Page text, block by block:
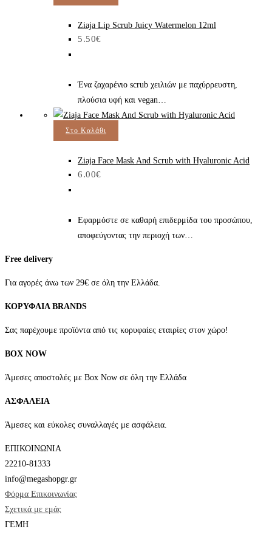
Ziaja Lip Scrub Juicy Watermelon 12ml
5.50€
Ένα ζαχαρένιο scrub χειλιών με παχύρρευστη,
πλούσια υφή και vegan…
Στο Καλάθι
Ziaja Face Mask And Scrub with Hyaluronic Acid
6.00€
Εφαρμόστε σε καθαρή επιδερμίδα του προσώπου,
αποφεύγοντας την περιοχή των…
Free delivery
Για αγορές άνω των 29€ σε όλη την Ελλάδα.
ΚΟΡΥΦΑΙΑ BRANDS
Σας παρέχουμε προϊόντα από τις κορυφαίες εταιρίες στον χώρο!
BOX NOW
Άμεσες αποστολές με Box Now σε όλη την Ελλάδα
ΑΣΦΑΛΕΙΑ
Άμεσες και εύκολες συναλλαγές με ασφάλεια.
ΕΠΙΚΟΙΝΩΝΙΑ
22210-81333
info@megashopgr.gr
Φόρμα Επικοινωνίας
Σχετικά με εμάς
ΓΕΜΗ